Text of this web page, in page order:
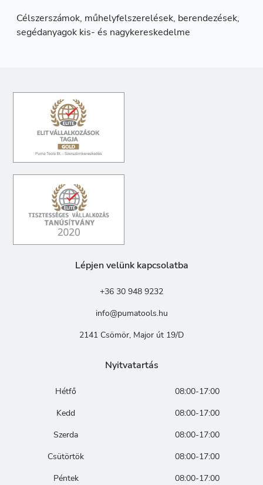
Célszerszámok, műhelyfelszerelések, berendezések,
segédanyagok kis- és nagykereskedelme
Lépjen velünk kapcsolatba
+36 30 948 9232
info@pumatools.hu
2141 Csömör, Major út 19/D
Nyitvatartás
Hétfő
08:00-17:00
Kedd
08:00-17:00
Szerda
08:00-17:00
Csütörtök
08:00-17:00
Péntek
08:00-17:00